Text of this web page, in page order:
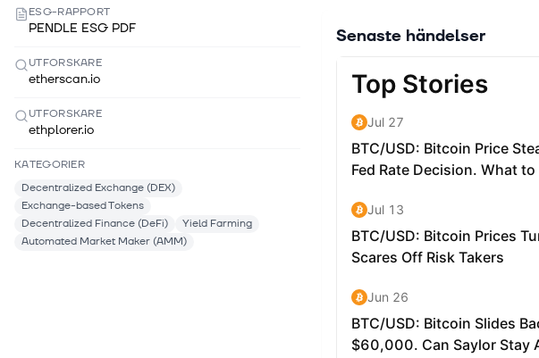
ESG-RAPPORT
PENDLE ESG PDF
UTFORSKARE
etherscan.io
UTFORSKARE
ethplorer.io
KATEGORIER
Decentralized Exchange (DEX)
Exchange-based Tokens
Decentralized Finance (DeFi)
Yield Farming
Automated Market Maker (AMM)
Senaste händelser